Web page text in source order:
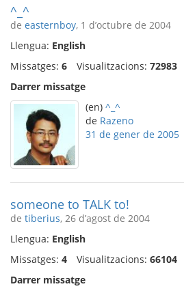
^_^
de easternboy, 1 d’octubre de 2004
Llengua: English
Missatges: 6 Visualitzacions: 72983
Darrer missatge
(en) ^_^
de Razeno
31 de gener de 2005
someone to TALK to!
de tiberius, 26 d’agost de 2004
Llengua: English
Missatges: 4 Visualitzacions: 66104
Darrer missatge